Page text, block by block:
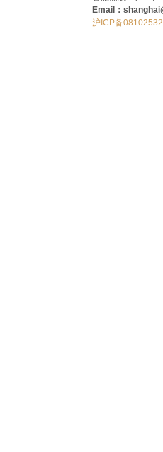
Email：
沪ICP备